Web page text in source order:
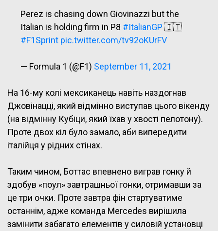
Perez is chasing down Giovinazzi but the
Italian is holding firm in P8 #ItalianGP 🇮🇹
#F1Sprint pic.twitter.com/tv92oKUrFV
— Formula 1 (@F1) September 11, 2021
На 16-му колі мексиканець навіть наздогнав
Джовінацці, який відмінно виступав цього вікенду
(на відмінну Кубіци, який їхав у хвості пелотону).
Проте двох кіл було замало, аби випередити
італійця у рідних стінах.
Таким чином, Боттас впевнено виграв гонку й
здобув «поул» завтрашньої гонки, отримавши за
це три очки. Проте завтра фін стартуватиме
останнім, адже команда Mercedes вирішила
замінити забагато елементів у силовій установці